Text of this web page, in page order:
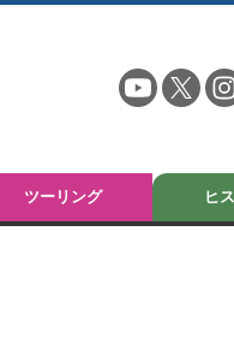
ツーリング ヒ